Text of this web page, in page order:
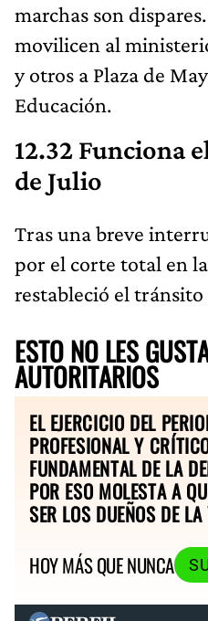
marchas son
movilicen al
y otros a Plaza de
Educación.
12.32 Funciona
de Julio
Tras una breve
por el corte total en
restableció el
ESTO NO LES
AUTORITARIOS
EL EJERCICIO DEL
PROFESIONAL Y
FUNDAMENTAL DE LA
POR ESO MOLESTA A
SER LOS DUEÑOS DE
HOY MÁS QUE NUNCA